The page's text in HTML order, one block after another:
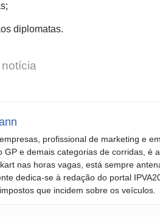
diplomatas.
profissional de marketing e
GP e demais categorias de corridas, é
nas horas vagas, está sempre
dedica-se à redação do portal
que incidem sobre os veículos.